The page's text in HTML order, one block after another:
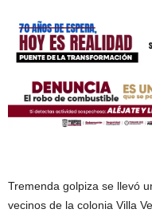
Tremenda golpiza se llevó
vecinos de la colonia Villa